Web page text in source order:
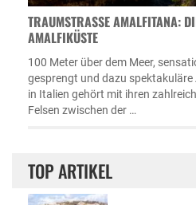
TRAUMSTRASSE AMALFITANA:
MALFIKÜSTE
100 Meter über dem Meer,
gesprengt und dazu
in Italien gehört mit ihren
Felsen zwischen der …
TOP ARTIKEL